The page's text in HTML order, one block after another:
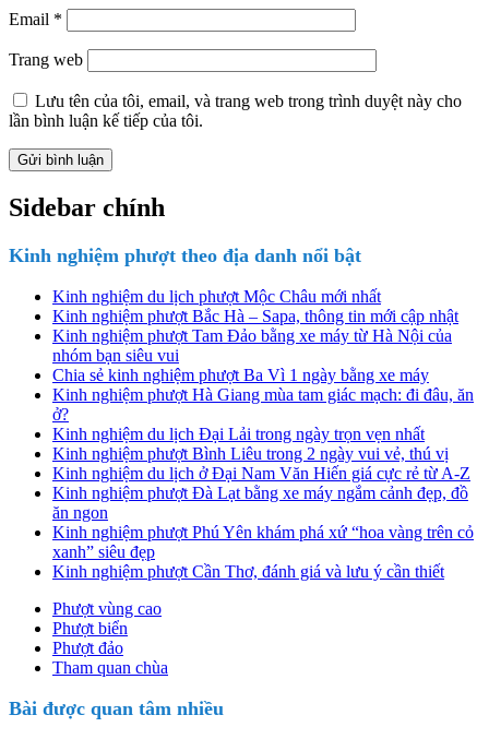
Email *
Trang web
Lưu tên của tôi, email, và trang web trong trình duyệt này cho
lần bình luận kế tiếp của tôi.
Sidebar chính
Kinh nghiệm phượt theo địa danh nổi bật
Kinh nghiệm du lịch phượt Mộc Châu mới nhất
Kinh nghiệm phượt Bắc Hà – Sapa, thông tin mới cập nhật
Kinh nghiệm phượt Tam Đảo bằng xe máy từ Hà Nội của
nhóm bạn siêu vui
Chia sẻ kinh nghiệm phượt Ba Vì 1 ngày bằng xe máy
Kinh nghiệm phượt Hà Giang mùa tam giác mạch: đi đâu, ăn
ở?
Kinh nghiệm du lịch Đại Lải trong ngày trọn vẹn nhất
Kinh nghiệm phượt Bình Liêu trong 2 ngày vui vẻ, thú vị
Kinh nghiệm du lịch ở Đại Nam Văn Hiến giá cực rẻ từ A-Z
Kinh nghiệm phượt Đà Lạt bằng xe máy ngắm cảnh đẹp, đồ
ăn ngon
Kinh nghiệm phượt Phú Yên khám phá xứ “hoa vàng trên cỏ
xanh” siêu đẹp
Kinh nghiệm phượt Cần Thơ, đánh giá và lưu ý cần thiết
Phượt vùng cao
Phượt biển
Phượt đảo
Tham quan chùa
Bài được quan tâm nhiều